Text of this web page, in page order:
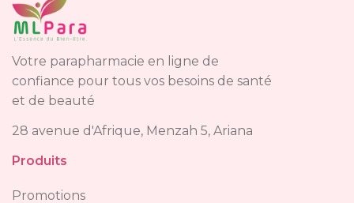
Votre parapharmacie en ligne de
confiance pour tous vos besoins de santé
et de beauté
28 avenue d'Afrique, Menzah 5, Ariana
Produits
Promotions